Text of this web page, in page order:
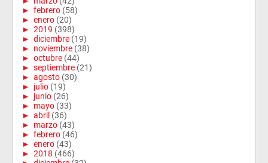
► febrero (58)
► enero (20)
► 2019 (398)
► diciembre (19)
► noviembre (38)
► octubre (44)
► septiembre (21)
► agosto (30)
► julio (19)
► junio (26)
► mayo (33)
► abril (36)
► marzo (43)
► febrero (46)
► enero (43)
► 2018 (466)